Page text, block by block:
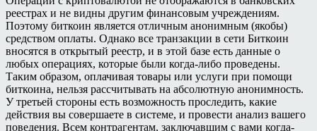
реестрах и не видны другим финансовым учреждениям.
Поэтому биткоин является отличным анонимным (якобы)
средством оплаты. Однако все транзакции в сети Биткоин
вносятся в открытый реестр, и в этой базе есть данные о
любых операциях, которые были когда-либо проведены.
Таким образом, оплачивая товары или услуги при помощи
биткоина, нельзя рассчитывать на абсолютную анонимность.
У третьей стороны есть возможность проследить, какие
действия вы совершаете в системе, и провести анализ вашего
поведения. Всем контрагентам, заключавшим с вами когда-